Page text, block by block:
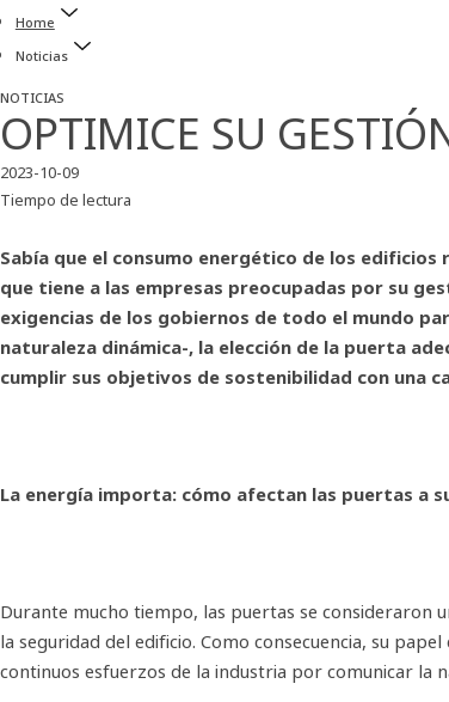
Home
Noticias
NOTICIAS
OPTIMICE SU
2023-10-09
Tiempo de lectura
Sabía que el consumo energético de los
que tiene a las empresas preocupadas por su
exigencias de los gobiernos de todo el mundo
naturaleza dinámica-, la elección de la puerta
cumplir sus objetivos de sostenibilidad con una
La energía importa: cómo afectan las puertas a
Durante mucho tiempo, las puertas se consideraron
la seguridad del edificio. Como consecuencia, su
continuos esfuerzos de la industria por comunicar la